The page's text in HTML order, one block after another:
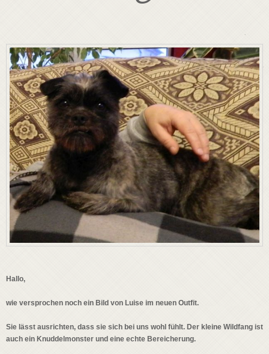
Hallo,
wie versprochen noch ein Bild von Luise im neuen Outfit.
Sie lässt ausrichten, dass sie sich bei uns wohl fühlt. Der kleine Wildfang ist
auch ein Knuddelmonster und eine echte Bereicherung.